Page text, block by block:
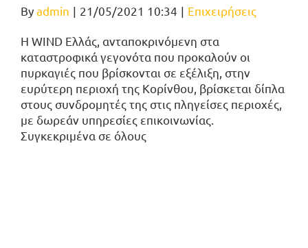
Byadmin | 21/05/2021 10:34 | Επιχειρήσεις
Η WIND Ελλάς, ανταποκρινόμενη στα
καταστροφικά γεγονότα που προκαλούν οι
πυρκαγιές που βρίσκονται σε εξέλιξη, στην
ευρύτερη περιοχή της Κορίνθου, βρίσκεται δίπλα
στους συνδρομητές της στις πληγείσες περιοχές,
με δωρεάν υπηρεσίες επικοινωνίας.
Συγκεκριμένα σε όλους